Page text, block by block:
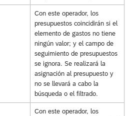
Con este operador, los
presupuestos coincidirán si el
elemento de gastos no tiene
ningún valor; y el campo de
seguimiento de presupuestos
se ignora. Se realizará la
asignación al presupuesto y
no se llevará a cabo la
búsqueda o el filtrado.
Con este operador, los